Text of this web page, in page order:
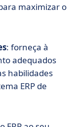
maximizar o
: forneça à
adequados
habilidades
ERP de